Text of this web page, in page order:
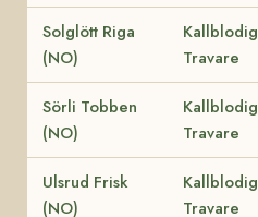
Solglött Riga
(NO)
Kallblodig
Travare
Sörli Tobben
(NO)
Kallblodig
Travare
Ulsrud Frisk
(NO)
Kallblodig
Travare